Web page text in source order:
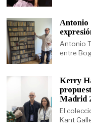
Antonio
Antonio
entre
Kerry
Madrid
El
Kant